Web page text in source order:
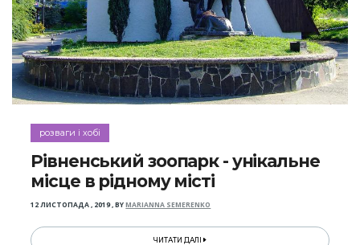
розваги і хобі
Рівненський зоопарк - унікальне
місце в рідному місті
12 ЛИСТОПАДА , 2019,BYMARIANNA SEMERENKO
ЧИТАТИ ДАЛІ